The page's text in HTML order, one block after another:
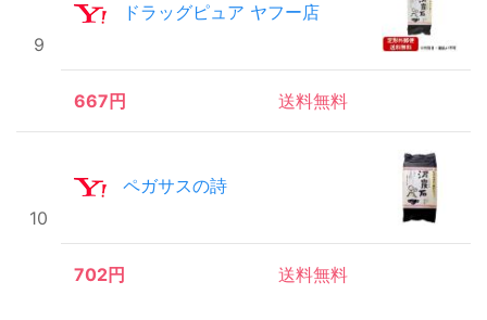
9
ドラッグピュア ヤフー店
667円 送料無料
10
ペガサスの詩
702円 送料無料